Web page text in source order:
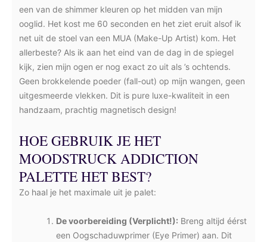
een van de shimmer kleuren op het midden van mijn
ooglid. Het kost me 60 seconden en het ziet eruit alsof ik
net uit de stoel van een MUA (Make-Up Artist) kom. Het
allerbeste? Als ik aan het eind van de dag in de spiegel
kijk, zien mijn ogen er nog exact zo uit als ’s ochtends.
Geen brokkelende poeder (fall-out) op mijn wangen, geen
uitgesmeerde vlekken. Dit is pure luxe-kwaliteit in een
handzaam, prachtig magnetisch design!
HOE GEBRUIK JE HET
MOODSTRUCK ADDICTION
PALETTE HET BEST?
Zo haal je het maximale uit je palet:
De voorbereiding (Verplicht!): Breng altijd éérst
een Oogschaduwprimer (Eye Primer) aan. Dit